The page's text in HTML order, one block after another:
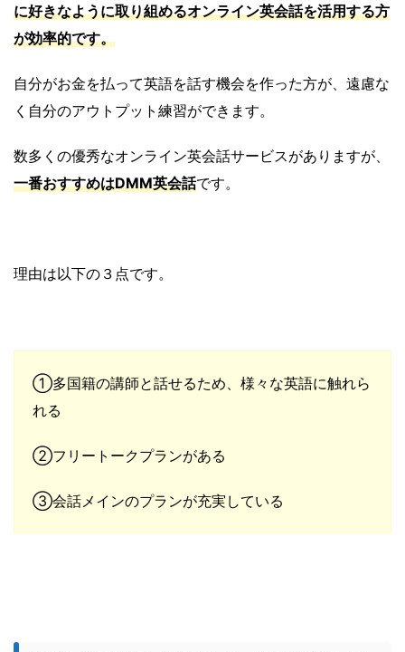
に好きなように取り組めるオンライン英会話を活用する方
が効率的です。
自分がお金を払って英語を話す機会を作った方が、遠慮な
く自分のアウトプット練習ができます。
数多くの優秀なオンライン英会話サービスがありますが、
一番おすすめはDMM英会話です。
理由は以下の３点です。
①多国籍の講師と話せるため、様々な英語に触れら
れる
②フリートークプランがある
③会話メインのプランが充実している